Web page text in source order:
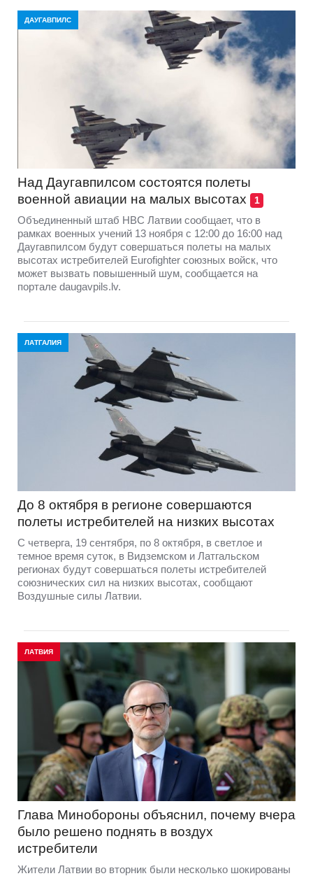
ДАУГАВПИЛС
Над Даугавпилсом состоятся полеты
военной авиации на малых высотах
1
Объединенный штаб НВС Латвии сообщает, что в
рамках военных учений 13 ноября с 12:00 до 16:00 над
Даугавпилсом будут совершаться полеты на малых
высотах истребителей Eurofighter союзных войск, что
может вызвать повышенный шум, сообщается на
портале daugavpils.lv.
ЛАТГАЛИЯ
До 8 октября в регионе совершаются
полеты истребителей на низких высотах
C четверга, 19 сентября, по 8 октября, в светлое и
темное время суток, в Видземском и Латгальском
регионах будут совершаться полеты истребителей
союзнических сил на низких высотах, сообщают
Воздушные силы Латвии.
ЛАТВИЯ
Глава Минобороны объяснил, почему вчера
было решено поднять в воздух
истребители
Жители Латвии во вторник были несколько шокированы